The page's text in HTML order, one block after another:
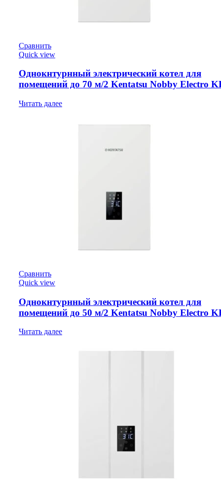
Сравнить
Quick view
Однокнтурнный электрический котел для
помещений до 70 м/2 Kentatsu Nobby Electro
Читать далее
Сравнить
Quick view
Однокнтурнный электрический котел для
помещений до 50 м/2 Kentatsu Nobby Electro
Читать далее